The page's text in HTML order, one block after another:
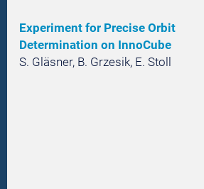
Experiment for Precise Orbit
Determination on InnoCube
S. Gläsner, B. Grzesik, E. Stoll